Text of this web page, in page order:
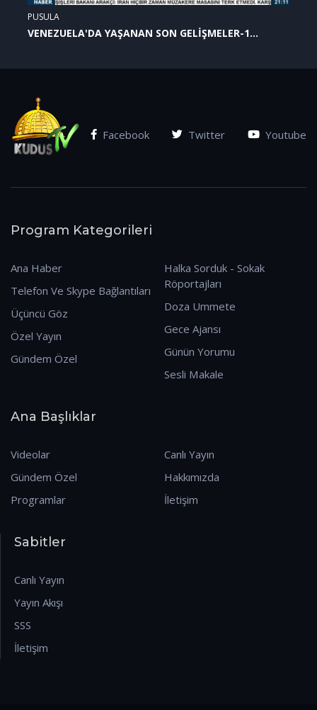
PUSULA
VENEZUELA'DA YAŞANAN SON GELİŞMELER-1
Facebook Twitter Youtube
Program Kategorileri
Ana Haber
Telefon Ve Skype Bağlantıları
Üçüncü Göz
Özel Yayın
Gündem Özel
Halka Sorduk - Sokak
Röportajları
Doza Ummete
Gece Ajansı
Günün Yorumu
Sesli Makale
Ana Başlıklar
Videolar
Gündem Özel
Programlar
Canlı Yayın
Hakkımızda
İletişim
Sabitler
Canlı Yayın
Yayın Akışı
SSS
İletişim